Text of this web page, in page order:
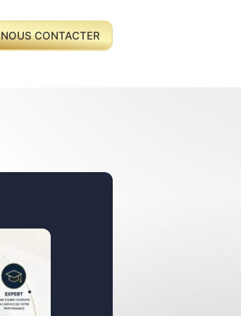
NOUS CONTACTER